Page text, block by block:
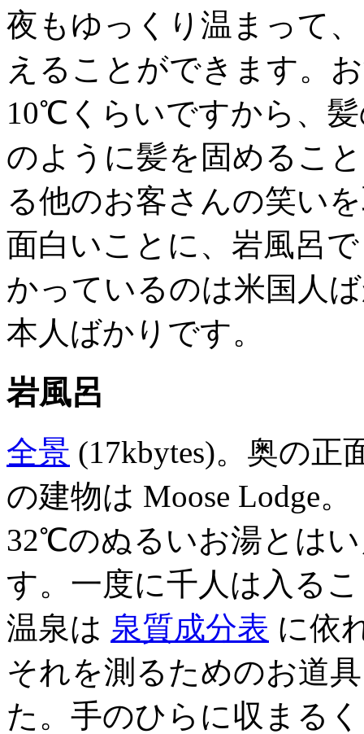
夜もゆっくり温まって
えることができます。
10℃くらいですから、
のように髪を固めるこ
る他のお客さんの笑い
面白いことに、岩風呂
かっているのは米国人
本人ばかりです。
岩風呂
全景 (17kbytes)。奥の正
の建物は Moose Lodge。
32℃のぬるいお湯とは
す。一度に千人は入る
温泉は 泉質成分表 に依
それを測るためのお道
た。手のひらに収まる